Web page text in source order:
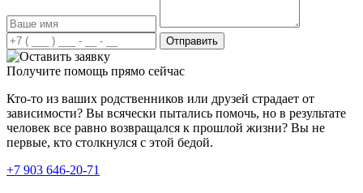
обратиться к вам. Мы с мужем решили, что надо
попробовать, и позвонили вам. В течение короткого
времени приехали ваши специалисты, провели беседу с
сыном и предложили различные способы лечения. Сын
решил не только отказаться от употребления дома, а
лечь в клинику. Приехав уже к вам, были взяты все
анализы у сына и составлен индивидуальный план
лечения. Сын вот уже полтора месяца не пьет и хочет
возобновить свои тренировки в спорте.
Хочу выразить огромную благодарность . Опытные
Отправить
Получите помощь прямо сейчас
Кто-то из ваших родственников или друзей страдает от
зависимости? Вы всячески пытались помочь, но в результате
человек все равно возвращался к прошлой жизни? Вы не
первые, кто столкнулся с этой бедой.
+7 903 646-20-71